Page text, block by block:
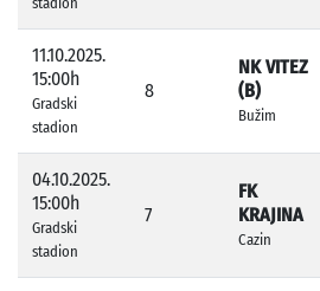
11.10.2025.
15:00h
Gradski
stadion
8
NK VITEZ
(B)
Bužim
04.10.2025.
15:00h
Gradski
stadion
7
FK
KRAJINA
Cazin